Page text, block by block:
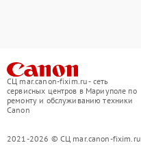
СЦ mar.canon-fixim.ru - сеть
сервисных центров в Мариуполе по
ремонту и обслуживанию техники
Canon
2021-2026 © СЦ mar.canon-fixim.ru